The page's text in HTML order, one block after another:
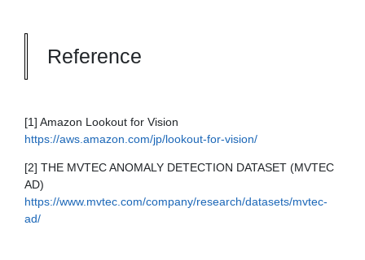
Reference
[1] Amazon Lookout for Vision
https://aws.amazon.com/jp/lookout-for-vision/
[2] THE MVTEC ANOMALY DETECTION DATASET (MVTEC
AD)
https://www.mvtec.com/company/research/datasets/mvtec-
ad/